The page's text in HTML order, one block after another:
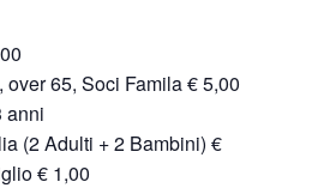
over 65, Soci Famila € 5,00
anni
(2 Adulti + 2 Bambini) €
€ 1,00